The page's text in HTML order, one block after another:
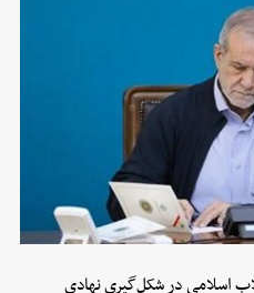
اسلامی در شکل‌گیری نهادی